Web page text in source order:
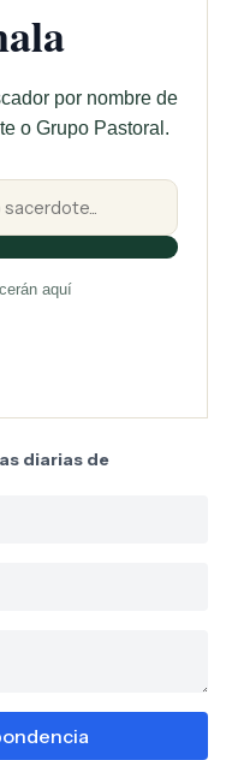
por nombre de
o Grupo Pastoral.
aquí
diarias de